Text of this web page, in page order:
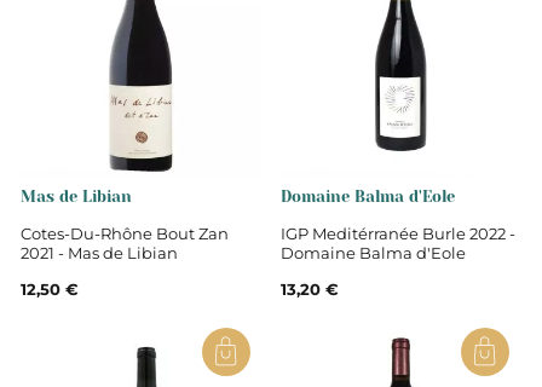
Mas de Libian
Cotes-Du-Rhône Bout Zan
2021 - Mas de Libian
12,50 €
Domaine Balma d'Eole
IGP Meditérranée Burle 2022 -
Domaine Balma d'Eole
13,20 €